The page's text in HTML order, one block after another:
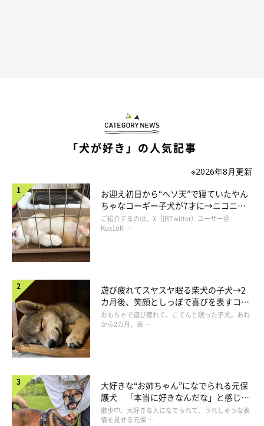
「肉球の 匂いは俺の 処方箋」
「犬が好き」の人気記事
※2026年8月更新
お迎え初日から“ヘソ天”で寝ていたやん
ちゃなコーギー子犬が7才に→ニコニ
コ“コーギースマイル”が魅力のコに成
長！
ご紹介するのは、X（旧Twitter）ユーザー＠
Kus1oK …
遊び疲れてスヤスヤ眠る柴犬の子犬→2
カ月後、笑顔としっぽで喜びを表すコに
成長！
おもちゃで遊び疲れて、こてんと眠った子犬。あれ
から2カ月、表 …
大好きな“お姉ちゃん”になでられる元保
護犬 「本当に好きなんだな」と感じる
表情にほっこり
散歩中、大好きな人になでられて、うれしそうな表
情を見せる元保 …